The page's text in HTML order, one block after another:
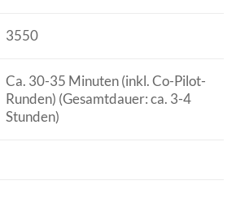
3550
Ca. 30-35 Minuten (inkl. Co-Pilot-
Runden) (Gesamtdauer: ca. 3-4
Stunden)